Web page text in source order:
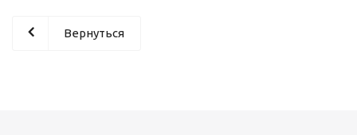
Вернуться